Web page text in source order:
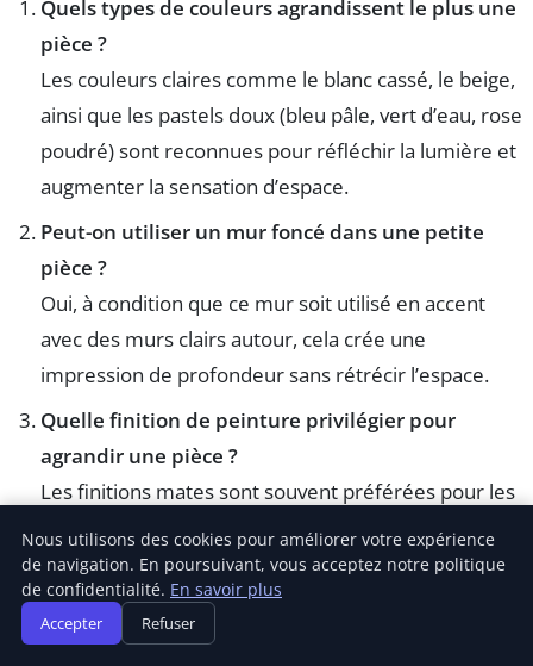
Quels types de couleurs agrandissent le plus une
pièce ?
Les couleurs claires comme le blanc cassé, le beige,
ainsi que les pastels doux (bleu pâle, vert d’eau, rose
poudré) sont reconnues pour réfléchir la lumière et
augmenter la sensation d’espace.
Peut-on utiliser un mur foncé dans une petite
pièce ?
Oui, à condition que ce mur soit utilisé en accent
avec des murs clairs autour, cela crée une
impression de profondeur sans rétrécir l’espace.
Quelle finition de peinture privilégier pour
agrandir une pièce ?
Les finitions mates sont souvent préférées pour les
murs car elles atténuent les reflets. Pour les
plafonds, une finition satinée claire peut augmenter
la hauteur perçue.
Comment éviter que les contrastes colorés
Nous utilisons des cookies pour améliorer votre expérience
de navigation. En poursuivant, vous acceptez notre politique
de confidentialité. En savoir plus
Accepter Refuser